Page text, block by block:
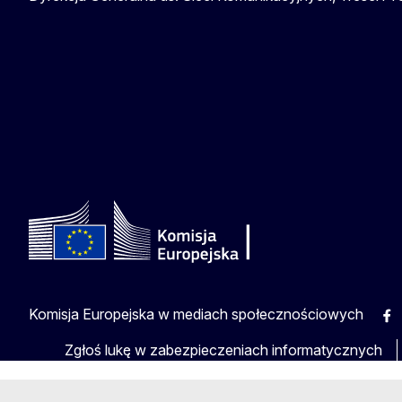
Komisja Europejska w mediach społecznościowych
Zgłoś lukę w zabezpieczeniach informatycznych